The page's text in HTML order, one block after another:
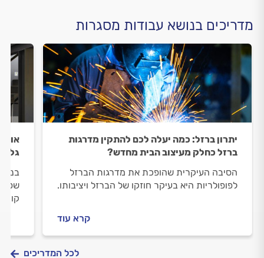
מדריכים בנושא עבודות מסגרות
יתרון ברזל: כמה יעלה לכם להתקין מדרגות
ברזל כחלק מעיצוב הבית מחדש?
הסיבה העיקרית שהופכת את מדרגות הברזל
לפופולריות היא בעיקר חוזקו של הברזל ויציבותו.
קרא עוד
שטח
לכל המדריכים